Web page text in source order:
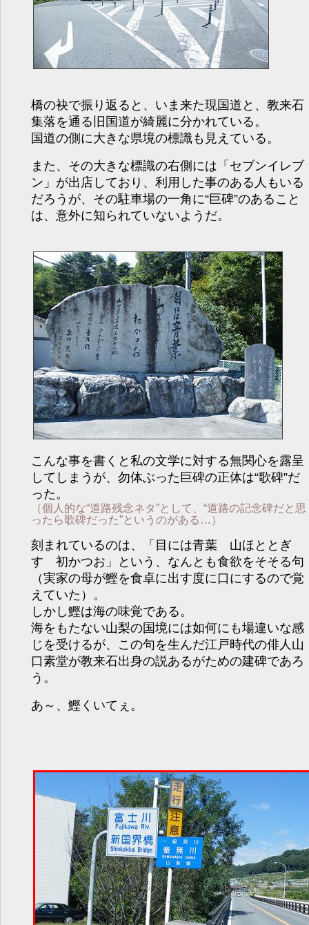
橋の袂で振り返ると、いま来た現国道と、教来石
集落を通る旧国道が綺麗に分かれている。
国道の側に大きな県境の標識も見えている。
また、その大きな標識の右側には「セブンイレブ
ン」が出店しており、利用した事のある人もいる
だろうが、その駐車場の一角に“巨碑”のあること
は、意外に知られていないようだ。
こんな事を書くと私の文学に対する無関心を露呈
してしまうが、勿体ぶった巨碑の正体は“歌碑”だ
った。
（個人的な“道路残念ネタ”として、“道路の記念碑だと思
ったら歌碑だった”というのがある…）
刻まれているのは、「目には青葉 山ほととぎ
す 初かつお」という、なんとも食欲をそそる句
（実家の母が鰹を食卓に出す度に口にするので覚
えていた）。
しかし鰹は海の味覚である。
海をもたない山梨の国境には如何にも場違いな感
じを受けるが、この句を生んだ江戸時代の俳人山
口素堂が教来石出身の説あるがための建碑であろ
う。
あ～、鰹くいてぇ。